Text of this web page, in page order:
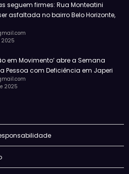
seguem firmes: Rua Monteatini
asfaltada no bairro Belo Horizonte,
2025
em Movimento’ abre a Semana
Pessoa com Deficiência em Japeri
2025